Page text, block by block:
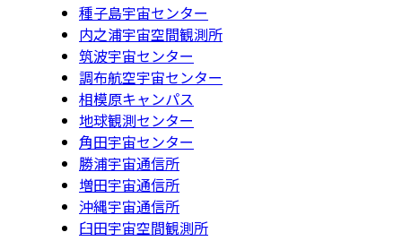
種子島宇宙センター
内之浦宇宙空間観測所
筑波宇宙センター
調布航空宇宙センター
相模原キャンパス
地球観測センター
角田宇宙センター
勝浦宇宙通信所
増田宇宙通信所
沖縄宇宙通信所
臼田宇宙空間観測所